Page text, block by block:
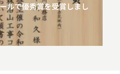
ルで優秀賞を受賞しまし